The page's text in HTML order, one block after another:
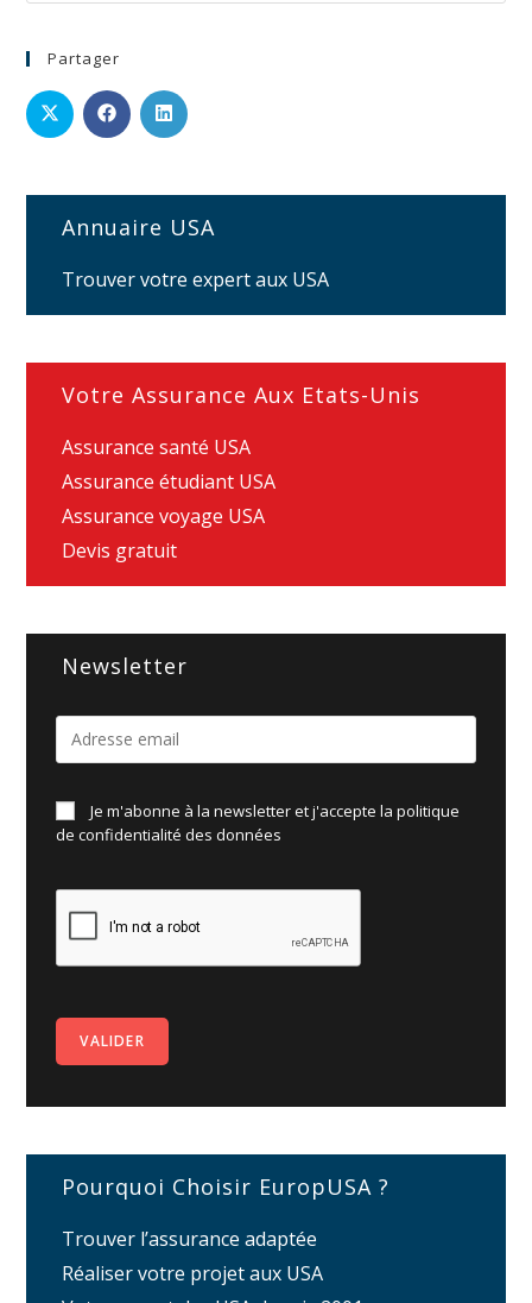
Partager
Annuaire USA
Trouver votre expert aux USA
Votre Assurance Aux Etats-Unis
Assurance santé USA
Assurance étudiant USA
Assurance voyage USA
Devis gratuit
Newsletter
Je m'abonne à la newsletter et j'accepte la politique
deconfidentialité des données
Pourquoi Choisir EuropUSA ?
Trouver l’assurance adaptée
Réaliser votre projet aux USA